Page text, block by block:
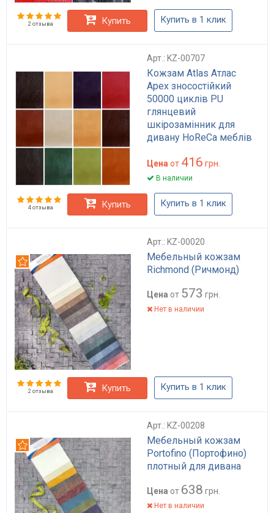
2 отзыва Купить Купить в 1 клик
Арт.: KZ-00707
Кожзам Atlas Атлас
Apex зносостійкий
50000 циклів PU
глянцевий
шкірозамінник для
дивану HoReCa меблів
Цена от 416 грн.
В наличии
4 отзыва Купить Купить в 1 клик
Арт.: KZ-00020
Мебельный кожзам
Richmond (Ричмонд)
Рекомендуем
Цена от 573 грн.
Нет в наличии
2 отзыва Купить Купить в 1 клик
Арт.: KZ-00208
Мебельный кожзам
Portofino (Портофино)
плотный для дивана
Рекомендуем
Цена от 638 грн.
Нет в наличии